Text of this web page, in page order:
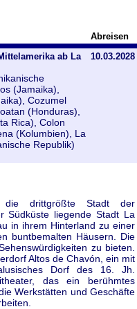
Abreisen
ab La
(Jamaika),
Cozumel
(Honduras),
Rica), Colon
(Kolumbien), La
Republik)
10.03.2028
drittgrößte Stadt der
Südküste liegende Stadt La
in ihrem Hinterland zu einer
buntbemalten Häusern. Die
zu bieten.
Altos de Chavón, ein mit
Dorf des 16. Jh.
das ein berühmtes
Werkstätten und Geschäfte